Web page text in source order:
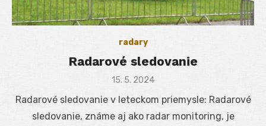
radary
Radarové sledovanie
Posted
15. 5. 2024
Radarové sledovanie v leteckom priemysle: Radarové
sledovanie, známe aj ako radar monitoring, je